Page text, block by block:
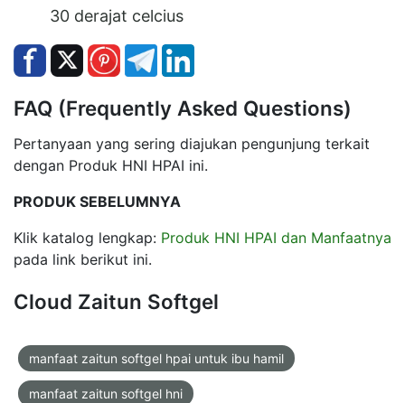
30 derajat celcius
FAQ (Frequently Asked Questions)
Pertanyaan yang sering diajukan pengunjung terkait
dengan Produk HNI HPAI ini.
PRODUK SEBELUMNYA
Klik katalog lengkap: Produk HNI HPAI dan Manfaatnya
pada link berikut ini.
Cloud Zaitun Softgel
manfaat zaitun softgel hpai untuk ibu hamil
manfaat zaitun softgel hni